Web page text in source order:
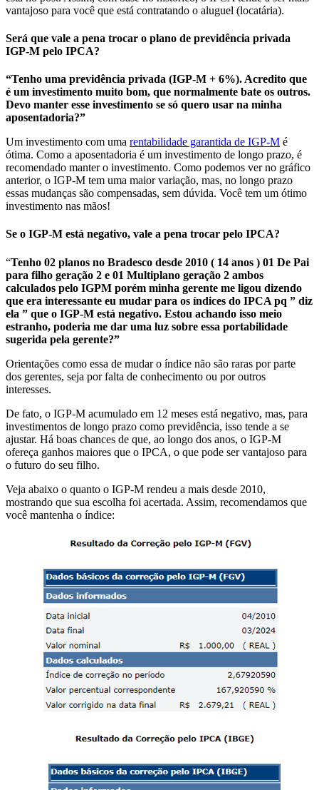
vantajoso para você que está contratando o aluguel (locatária).
Será que vale a pena trocar o plano de previdência privada
IGP-M pelo IPCA?
“Tenho uma previdência privada (IGP-M + 6%). Acredito que
é um investimento muito bom, que normalmente bate os outros.
Devo manter esse investimento se só quero usar na minha
aposentadoria?”
Um investimento com uma rentabilidade garantida de IGP-M é
ótima. Como a aposentadoria é um investimento de longo prazo, é
recomendado manter o investimento. Como podemos ver no gráfico
anterior, o IGP-M tem uma maior variação, mas, no longo prazo
essas mudanças são compensadas, sem dúvida. Você tem um ótimo
investimento nas mãos!
Se o IGP-M está negativo, vale a pena trocar pelo IPCA?
“Tenho 02 planos no Bradesco desde 2010 ( 14 anos ) 01 De Pai
para filho geração 2 e 01 Multiplano geração 2 ambos
calculados pelo IGPM porém minha gerente me ligou dizendo
que era interessante eu mudar para os índices do IPCA pq ” diz
ela ” que o IGP-M está negativo. Estou achando isso meio
estranho, poderia me dar uma luz sobre essa portabilidade
sugerida pela gerente?”
Orientações como essa de mudar o índice não são raras por parte
dos gerentes, seja por falta de conhecimento ou por outros
interesses.
De fato, o IGP-M acumulado em 12 meses está negativo, mas, para
investimentos de longo prazo como previdência, isso tende a se
ajustar. Há boas chances de que, ao longo dos anos, o IGP-M
ofereça ganhos maiores que o IPCA, o que pode ser vantajoso para
o futuro do seu filho.
Veja abaixo o quanto o IGP-M rendeu a mais desde 2010,
mostrando que sua escolha foi acertada. Assim, recomendamos que
você mantenha o índice: